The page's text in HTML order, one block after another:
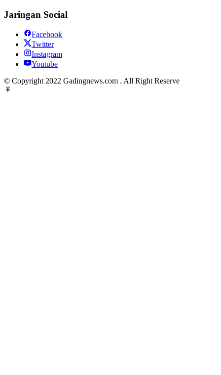
Jaringan Social
Facebook
Twitter
Instagram
Youtube
© Copyright 2022 Gadingnews.com . All Right Reserve